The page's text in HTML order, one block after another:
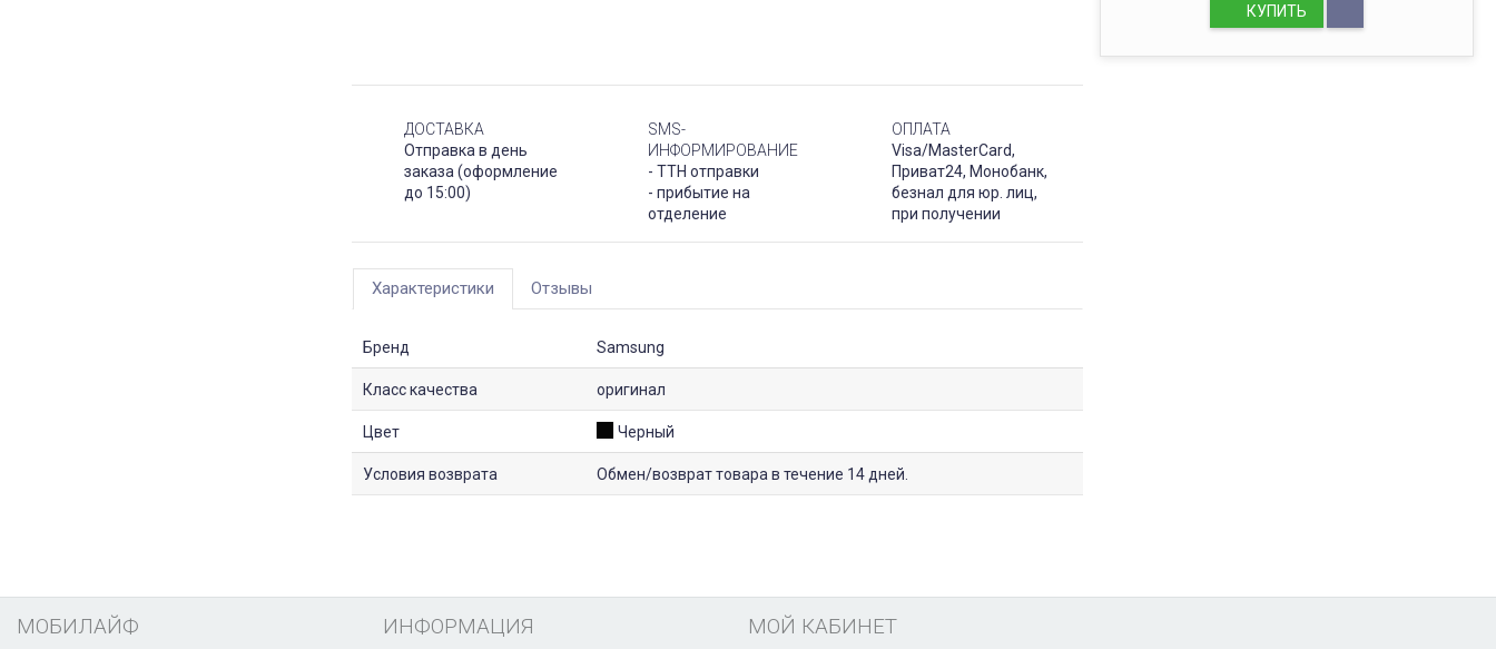
КУПИТЬ
ДОСТАВКА
Отправка в день
заказа (оформление
до 15:00)
SMS-
ИНФОРМИРОВАНИЕ
- ТТН отправки
- прибытие на
отделение
ОПЛАТА
Visa/MasterCard,
Приват24, Монобанк,
безнал для юр. лиц,
при получении
Характеристики Отзывы
Бренд Samsung
Класс качества оригинал
Цвет Черный
Условия возврата Обмен/возврат товара в течение 14 дней.
МОБИЛАЙФ ИНФОРМАЦИЯ МОЙ КАБИНЕТ